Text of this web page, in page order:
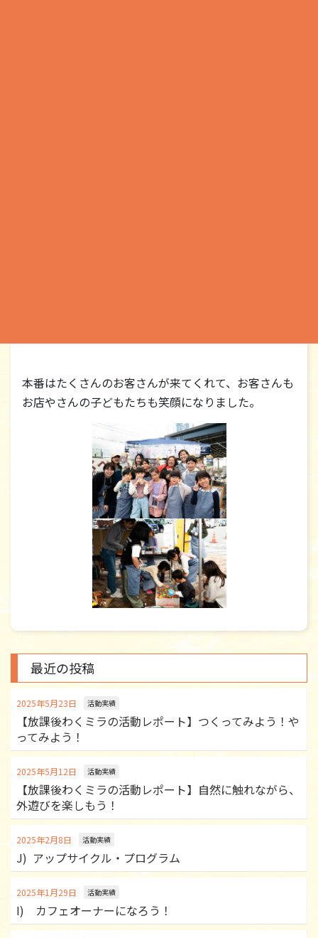
本番はたくさんのお客さんが来てくれて、お客さんも
お店やさんの子どもたちも笑顔になりました。
最近の投稿
2025年5月23日 活動実績
【放課後わくミラの活動レポート】つくってみよう！や
ってみよう！
2025年5月12日 活動実績
【放課後わくミラの活動レポート】自然に触れながら、
外遊びを楽しもう！
2025年2月8日 活動実績
J) アップサイクル・プログラム
2025年1月29日 活動実績
I) カフェオーナーになろう！